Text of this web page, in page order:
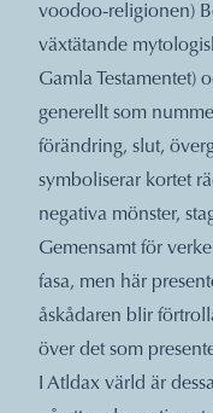
voodoo-religionen)
växtätande
Gamla Testamentet)
generellt som
förändring, slut,
symboliserar kortet
negativa mönster,
Gemensamt för
fasa, men här
åskådaren blir
över det som
I Atldax värld är